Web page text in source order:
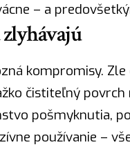
– a
kompromisy.
čistiteľný
pošmyknutia,
používanie –